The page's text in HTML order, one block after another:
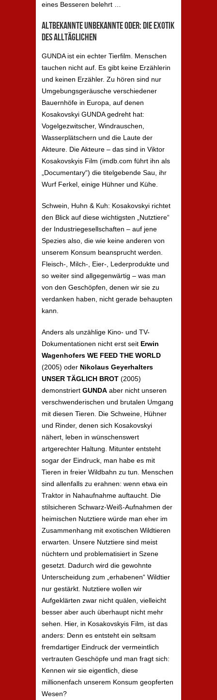
eines Besseren belehrt …
Altbekannte Unbekannte oder: Die Exotik
des Alltäglichen
GUNDA ist ein echter Tierfilm. Menschen
tauchen nicht auf. Es gibt keine Erzählerin
und keinen Erzähler. Zu hören sind nur
Umgebungsgeräusche verschiedener
Bauernhöfe in Europa, auf denen
Kosakovskyi GUNDA gedreht hat:
Vogelgezwitscher, Windrauschen,
Wasserplätschern und die Laute der
Akteure. Die Akteure – das sind in Viktor
Kosakovskyis Film (imdb.com führt ihn als
„Documentary“) die titelgebende Sau, ihr
Wurf Ferkel, einige Hühner und Kühe.
Schwein, Huhn & Kuh: Kosakovskyi richtet
den Blick auf diese wichtigsten „Nutztiere“
der Industriegesellschaften – auf jene
Spezies also, die wie keine anderen von
unserem Konsum beansprucht werden.
Fleisch-, Milch-, Eier-, Lederprodukte und
so weiter sind allgegenwärtig – was man
von den Geschöpfen, denen wir sie zu
verdanken haben, nicht gerade behaupten
kann.
Anders als unzählige Kino- und TV-
Dokumentationen nicht erst seit Erwin
Wagenhofers WE FEED THE WORLD
(2005) oder Nikolaus Geyerhalters
UNSER TÄGLICH BROT (2005)
demonstriert GUNDA aber nicht unseren
verschwenderischen und brutalen Umgang
mit diesen Tieren. Die Schweine, Hühner
und Rinder, denen sich Kosakovskyi
nähert, leben in wünschenswert
artgerechter Haltung. Mitunter entsteht
sogar der Eindruck, man habe es mit
Tieren in freier Wildbahn zu tun. Menschen
sind allenfalls zu erahnen: wenn etwa ein
Traktor in Nahaufnahme auftaucht. Die
stilsicheren Schwarz-Weiß-Aufnahmen der
heimischen Nutztiere würde man eher im
Zusammenhang mit exotischen Wildtieren
erwarten. Unsere Nutztiere sind meist
nüchtern und problematisiert in Szene
gesetzt. Dadurch wird die gewohnte
Unterscheidung zum „erhabenen“ Wildtier
nur gestärkt. Nutztiere wollen wir
Aufgeklärten zwar nicht quälen, vielleicht
besser aber auch überhaupt nicht mehr
sehen. Hier, in Kosakovskyis Film, ist das
anders: Denn es entsteht ein seltsam
fremdartiger Eindruck der vermeintlich
vertrauten Geschöpfe und man fragt sich:
Kennen wir sie eigentlich, diese
millionenfach unserem Konsum geopferten
Wesen?